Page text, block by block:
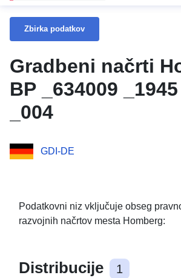
Zbirka podatkov
Gradbeni načrti
BP _634009
_004
GDI-DE
Podatkovni niz vključuje obseg
razvojnih načrtov mesta Homberg:
Distribucije 1